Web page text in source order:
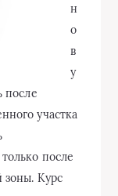
н
о
в
у
после
участка
после
зоны. Курс